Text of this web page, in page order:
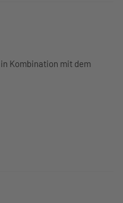
Kombination mit dem